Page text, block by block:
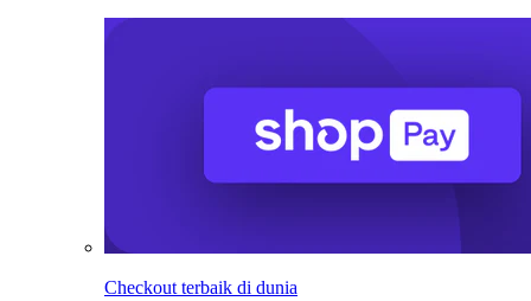
Checkout terbaik di dunia